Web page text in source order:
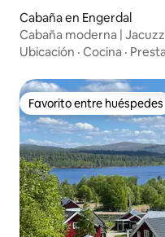
Cabaña en Engerdal
Cabaña moderna |
Ubicación · Cocina ·
Favorito entre huéspedes
Favorito entre huéspedes